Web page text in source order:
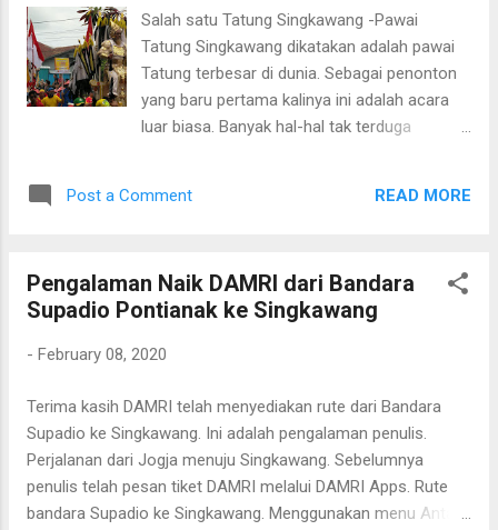
Salah satu Tatung Singkawang -Pawai
Tatung Singkawang dikatakan adalah pawai
Tatung terbesar di dunia. Sebagai penonton
yang baru pertama kalinya ini adalah acara
luar biasa. Banyak hal-hal tak terduga
Post a Comment READ MORE
Pengalaman Naik DAMRI dari Bandara
Supadio Pontianak ke Singkawang
- February 08, 2020
Terima kasih DAMRI telah menyediakan rute dari Bandara
Supadio ke Singkawang. Ini adalah pengalaman penulis.
Perjalanan dari Jogja menuju Singkawang. Sebelumnya
penulis telah pesan tiket DAMRI melalui DAMRI Apps. Rute
bandara Supadio ke Singkawang. Menggunakan menu Antar